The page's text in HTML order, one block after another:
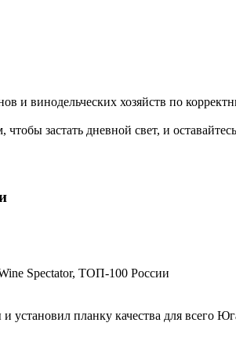
и винодельческих хозяйств по
чтобы застать дневной свет, и
Spectator, ТОП-100 России
установил планку качества для